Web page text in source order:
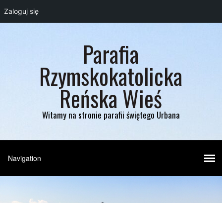
Parafia
Rzymskokatolicka
Reńska Wieś
Witamy na stronie parafii świętego Urbana
Zaloguj się